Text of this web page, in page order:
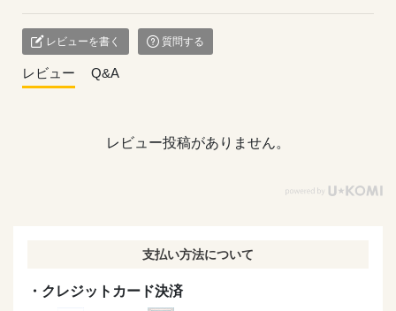
レビューを書く 質問する
レビュー Q&A
レビュー投稿がありません。
支払い方法について
・クレジットカード決済